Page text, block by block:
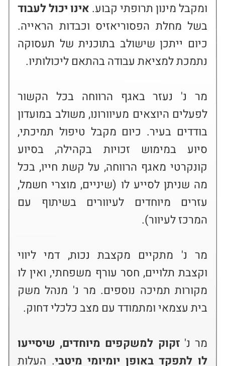
ומקבל מינון תרופתי קבוע. אינו יכול לעבוד
בשל מחלת הפסוריאזיס וכבדות הראייה.
כיום ייתכן שישולב בתוכנית של תעסוקה
מר נ' נעזר באגף הרווחה בכל הקשור
לפעלים היוצאים מעיוורונו, משולב במועדון
בודדים בעיר. כיום מקבל טיפול תמיכתי,
סיוע במימוש זכויות בקהילה, בסיוע
קונקרטי מאגף הרווחה, על קשת חייו, בכל
מה שניתן לסייע לו (שיניים, מוצרי חשמל,
עזרים מיוחדים לעיוורים בשיתוף עם
מר נ' מתקיים מקצבת נכות, דמי ליווי
מקורות תמיכה נוספים. מר נ' מנהל משק
מר נ'
זקוק למשקפים מיוחדים, שיסייעו
לו לתפקד באופן יומיומי מיטבי
. העלות